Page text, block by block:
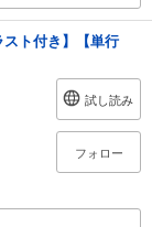
ト付き】【単行
試し読み
フォロー